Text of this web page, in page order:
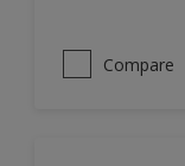
Compare